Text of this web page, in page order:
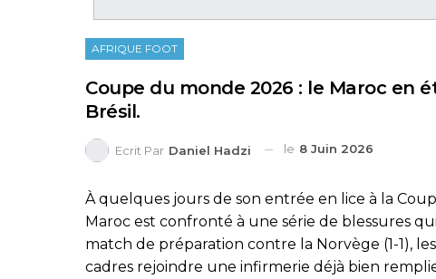
AFRIQUE FOOT
Coupe du monde 2026 : le Maroc en
Brésil.
Ecrit Par Daniel Hadzi le 8 Juin 2026
À quelques jours de son entrée en lice à la
Maroc est confronté à une série de blessures
match de préparation contre la Norvège (1-1),
cadres rejoindre une infirmerie déjà bien